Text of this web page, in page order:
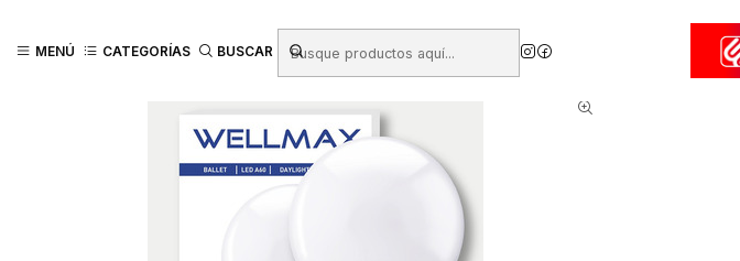
MENÚ CATEGORÍAS BUSCAR
AMPOLLETA LED WELLMAX 11W